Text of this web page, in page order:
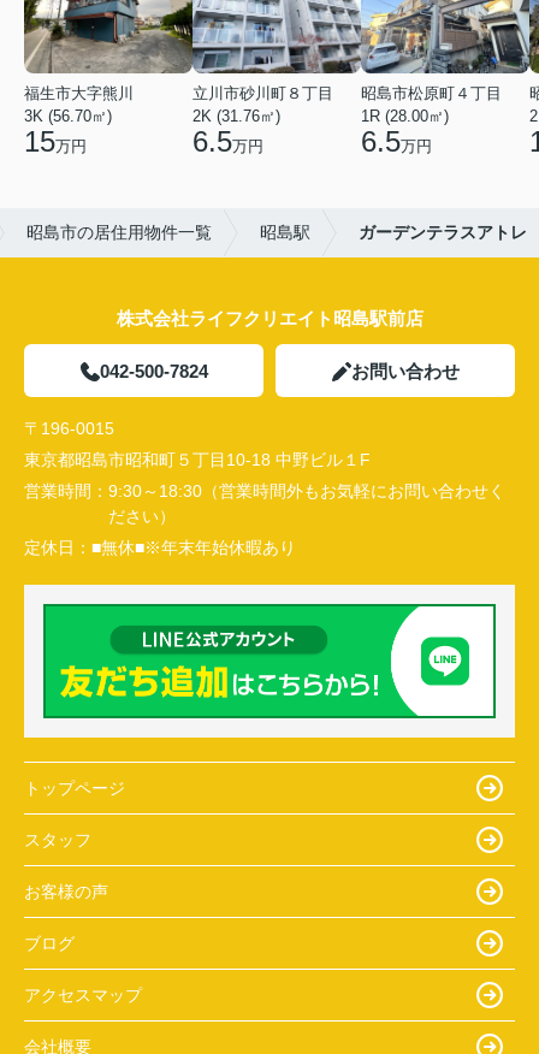
福生市大字熊川
3K (56.70㎡)
15万円
立川市砂川町８丁目
2K (31.76㎡)
6.5万円
昭島市松原町４丁目
1R (28.00㎡)
6.5万円
昭島市の居住用物件一覧 昭島駅 ガーデンテラスアトレ
株式会社ライフクリエイト昭島駅前店
042-500-7824 お問い合わせ
〒196-0015
東京都昭島市昭和町５丁目10-18 中野ビル１F
営業時間： 9:30～18:30（営業時間外もお気軽にお問い合わせく
ださい）
定休日： ■無休■※年末年始休暇あり
トップページ
スタッフ
お客様の声
ブログ
アクセスマップ
会社概要